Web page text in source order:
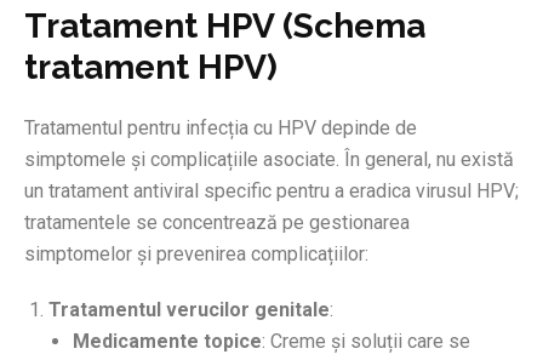
Tratament HPV (Schema
tratament HPV)
Tratamentul pentru infecția cu HPV depinde de
simptomele și complicațiile asociate. În general, nu există
un tratament antiviral specific pentru a eradica virusul HPV;
tratamentele se concentrează pe gestionarea
simptomelor și prevenirea complicațiilor:
Tratamentul verucilor genitale:
Medicamente topice: Creme și soluții care se